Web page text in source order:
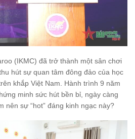
(IKMC) đã trở thành một sân chơi
hút sự quan tâm đông đảo của học
khắp Việt Nam. Hành trình 9 năm
minh sức hút bền bỉ, ngày càng
nên sự “hot” đáng kinh ngạc này?